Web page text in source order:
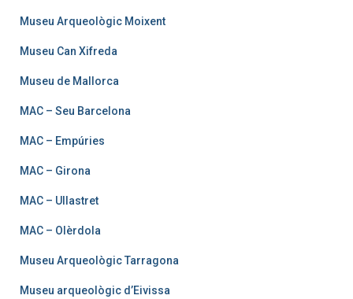
Museu Arqueològic Moixent
Museu Can Xifreda
Museu de Mallorca
MAC – Seu Barcelona
MAC – Empúries
MAC – Girona
MAC – Ullastret
MAC – Olèrdola
Museu Arqueològic Tarragona
Museu arqueològic d’Eivissa